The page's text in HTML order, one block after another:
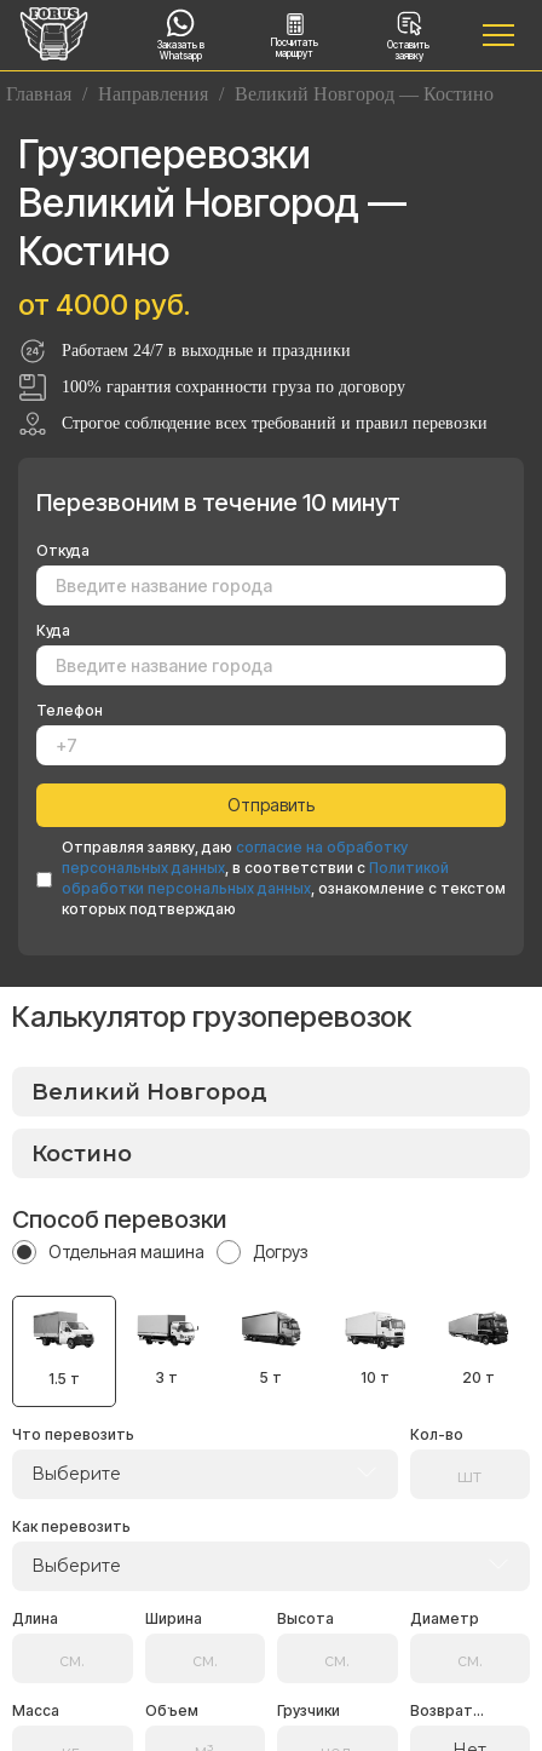
Заказать в
Whatsapp
Посчитать
маршрут
Оставить
заявку
Главная / Направления / Великий Новгород — Костино
Грузоперевозки
Великий Новгород —
Костино
от 4000 руб.
Работаем 24/7 в выходные и праздники
100% гарантия сохранности груза по договору
Строгое соблюдение всех требований и правил перевозки
Перезвоним в течение 10 минут
Откуда
Куда
Телефон
Отправляя заявку, даю согласие на обработку
персональных данных, в соответствии с Политикой
обработки персональных данных, ознакомление с текстом
которых подтверждаю
Калькулятор грузоперевозок
Способ перевозки
Отдельная машина Догруз
1.5 т 3 т 5 т 10 т 20 т
Что перевозить
Выберите
Кол-во
Как перевозить
Выберите
Длина Ширина Высота Диаметр
Масса Объем Грузчики Возврат...